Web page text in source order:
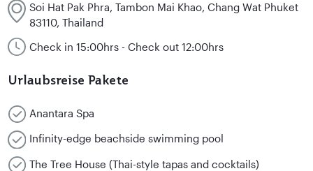
Soi Hat Pak Phra, Tambon Mai Khao, Chang Wat Phuket
83110, Thailand
Check in 15:00hrs - Check out 12:00hrs
Urlaubsreise Pakete
Anantara Spa
Infinity-edge beachside swimming pool
The Tree House (Thai-style tapas and cocktails)